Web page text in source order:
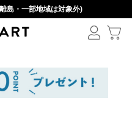
島・一部地域は対象外)